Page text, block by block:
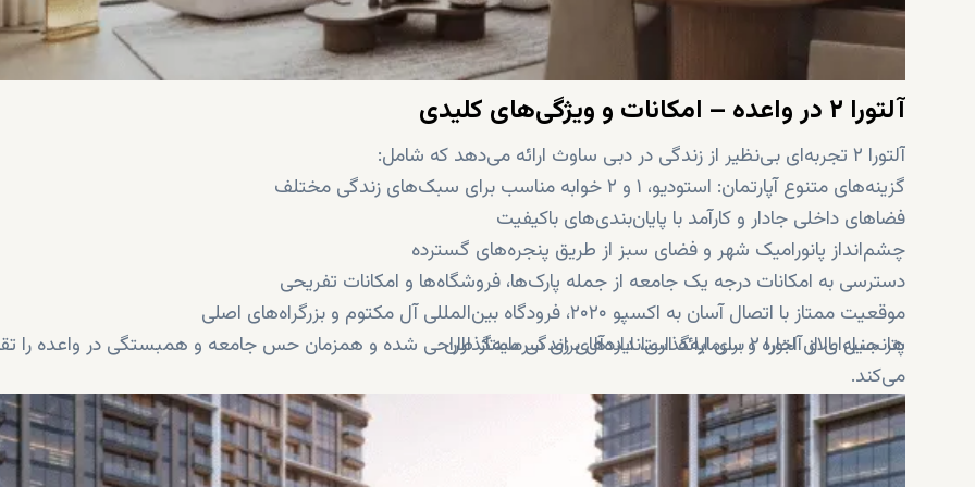
آلتورا ۲ در واعده – امکانات و ویژگی‌های کلیدی
آلتورا ۲ تجربه‌ای بی‌نظیر از زندگی در دبی ساوث ارائه می‌دهد که شامل:
گزینه‌های متنوع آپارتمان: استودیو، ۱ و ۲ خوابه مناسب برای سبک‌های زندگی مختلف
فضاهای داخلی جادار و کارآمد با پایان‌بندی‌های باکیفیت
چشم‌انداز پانورامیک شهر و فضای سبز از طریق پنجره‌های گسترده
دسترسی به امکانات درجه یک جامعه از جمله پارک‌ها، فروشگاه‌ها و امکانات تفریحی
موقعیت ممتاز با اتصال آسان به اکسپو ۲۰۲۰، فرودگاه بین‌المللی آل مکتوم و بزرگراه‌های اصلی
پتانسیل بالای اجاره و سرمایه‌گذاری، ایده‌آل برای سرمایه‌گذاران
هر جنبه‌ای از آلتورا ۲ برای ارائه استانداردهای زندگی ممتاز طراحی شده و همزمان حس جامعه و همبستگی در واعده را
می‌کند.